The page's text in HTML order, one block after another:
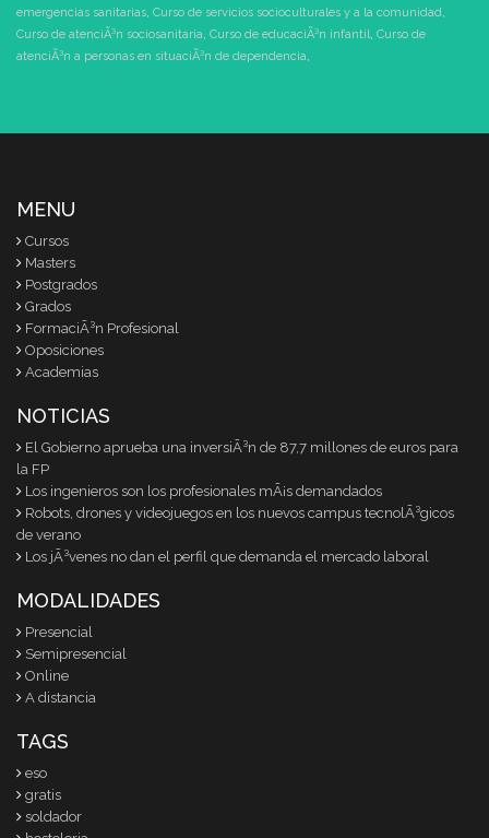
emergencias sanitarias, Curso de servicios socioculturales y a la comunidad,
Curso de atenciÃ³n sociosanitaria, Curso de educaciÃ³n infantil, Curso de
atenciÃ³n a personas en situaciÃ³n de dependencia,
MENU
Cursos
Masters
Postgrados
Grados
FormaciÃ³n Profesional
Oposiciones
Academias
NOTICIAS
El Gobierno aprueba una inversiÃ³n de 87,7 millones de euros para
la FP
Los ingenieros son los profesionales mÃ¡s demandados
Robots, drones y videojuegos en los nuevos campus tecnolÃ³gicos
de verano
Los jÃ³venes no dan el perfil que demanda el mercado laboral
MODALIDADES
Presencial
Semipresencial
Online
A distancia
TAGS
eso
gratis
soldador